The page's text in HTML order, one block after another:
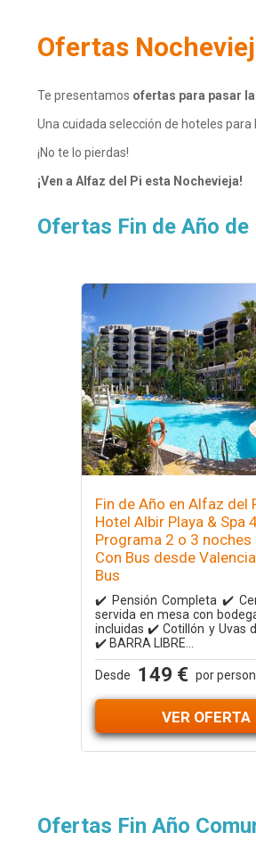
Ofertas
Te presentamos ofertas para pasar
Una cuidada selección de hoteles para
¡No te lo pierdas!
¡Ven a Alfaz del Pi esta Nochevieja!
Ofertas Fin de Año
Fin de Año en Alfaz del
Hotel Albir Playa & Spa
Programa 2 o 3 noches
Con Bus desde
Bus
✔️ Pensión Completa ✔️
servida en mesa con
incluidas ✔️ Cotillón y Uvas
✔️ BARRA LIBRE...
Desde 149 € por
VER OFERTA
Ofertas Fin Año